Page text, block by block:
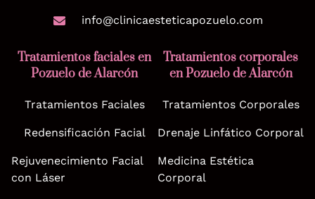
info@clinicaesteticapozuelo.com
Tratamientos faciales en
Pozuelo de Alarcón
Tratamientos Faciales
Redensificación Facial
Rejuvenecimiento Facial
con Láser
Tratamientos corporales
en Pozuelo de Alarcón
Tratamientos Corporales
Drenaje Linfático Corporal
Medicina Estética
Corporal